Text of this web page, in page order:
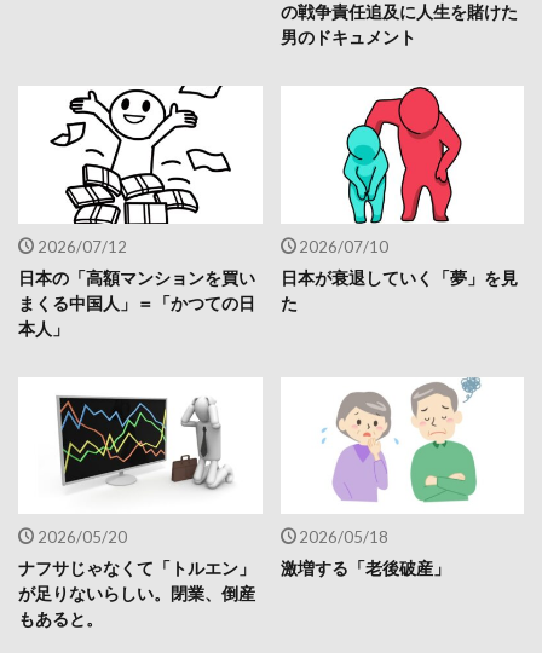
の戦争責任追及に人生を賭けた
男のドキュメント
2026/07/12
日本の「高額マンションを買い
まくる中国人」＝「かつての日
本人」
2026/07/10
日本が衰退していく「夢」を見
た
2026/05/20
ナフサじゃなくて「トルエン」
が足りないらしい。閉業、倒産
もあると。
2026/05/18
激増する「老後破産」